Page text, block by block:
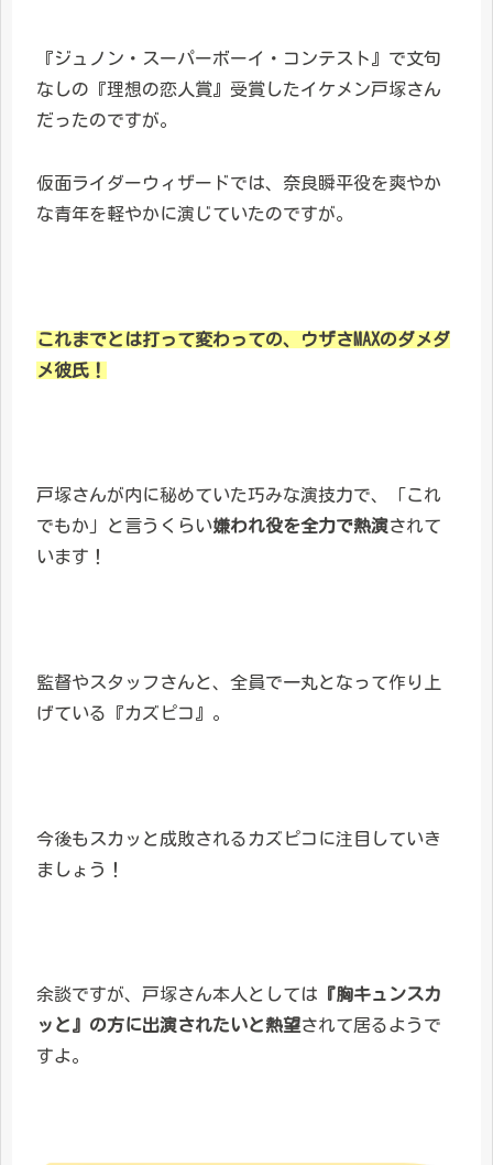
『ジュノン・スーパーボーイ・コンテスト』で文句
なしの『理想の恋人賞』受賞したイケメン戸塚さん
だったのですが。
仮面ライダーウィザードでは、奈良瞬平役を爽やか
な青年を軽やかに演じていたのですが。
これまでとは打って変わっての、ウザさMAXのダメダ
メ彼氏！
戸塚さんが内に秘めていた巧みな演技力で、「これ
でもか」と言うくらい嫌われ役を全力で熱演されて
います！
監督やスタッフさんと、全員で一丸となって作り上
げている『カズピコ』。
今後もスカッと成敗されるカズピコに注目していき
ましょう！
余談ですが、戸塚さん本人としては 『胸キュンスカ
ッと』の方に出演されたいと熱望されて居るようで
すよ。